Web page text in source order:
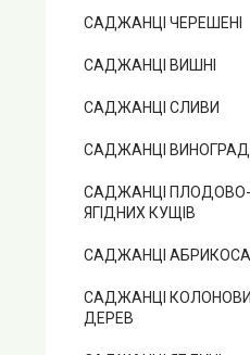
САДЖАНЦІ ЧЕРЕШЕНІ
САДЖАНЦІ ВИШНІ
САДЖАНЦІ СЛИВИ
САДЖАНЦІ
САДЖАНЦІ ПЛОДОВО-
ЯГІДНИХ КУЩІВ
САДЖАНЦІ АБРИКОСА
САДЖАНЦІ
ДЕРЕВ